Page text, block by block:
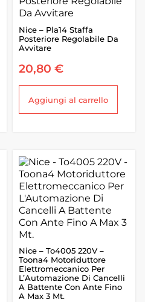
Nice – Pla14 Staffa
Posteriore Regolabile Da
Avvitare
20,80 €
Aggiungi al carrello
Nice – To4005 220V –
Toona4 Motoriduttore
Elettromeccanico Per
L’Automazione Di Cancelli
A Battente Con Ante Fino
A Max 3 Mt.